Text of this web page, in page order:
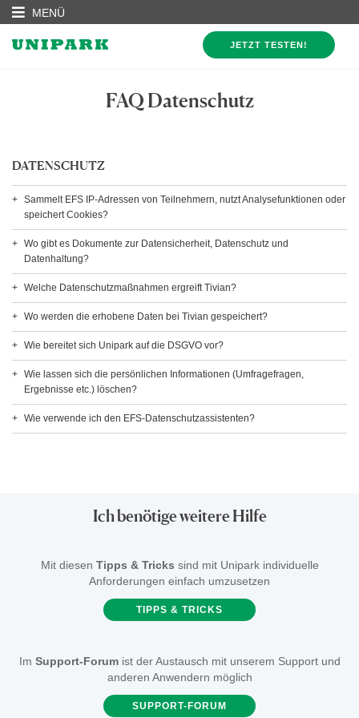
MENÜ
JETZT TESTEN!
FAQ Datenschutz
DATENSCHUTZ
Sammelt EFS IP-Adressen von Teilnehmern, nutzt Analysefunktionen oder
speichert Cookies?
Wo gibt es Dokumente zur Datensicherheit, Datenschutz und
Datenhaltung?
Welche Datenschutzmaßnahmen ergreift Tivian?
Wo werden die erhobene Daten bei Tivian gespeichert?
Wie bereitet sich Unipark auf die DSGVO vor?
Wie lassen sich die persönlichen Informationen (Umfragefragen,
Ergebnisse etc.) löschen?
Wie verwende ich den EFS-Datenschutzassistenten?
Ich benötige weitere Hilfe
Mit diesen Tipps & Tricks sind mit Unipark individuelle
Anforderungen einfach umzusetzen
TIPPS & TRICKS
Im Support-Forumist der Austausch mit unserem Support und
anderen Anwendern möglich
SUPPORT-FORUM